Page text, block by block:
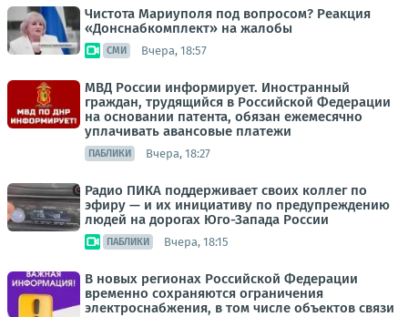
Чистота Мариуполя под вопросом? Реакция
«Донснабкомплект» на жалобы
СМИ Вчера, 18:57
МВД России информирует. Иностранный
граждан, трудящийся в Российской Федерации
на основании патента, обязан ежемесячно
уплачивать авансовые платежи
ПАБЛИКИ Вчера, 18:27
Радио ПИКА поддерживает своих коллег по
эфиру — и их инициативу по предупреждению
людей на дорогах Юго-Запада России
ПАБЛИКИ Вчера, 18:15
В новых регионах Российской Федерации
временно сохраняются ограничения
электроснабжения, в том числе объектов связи